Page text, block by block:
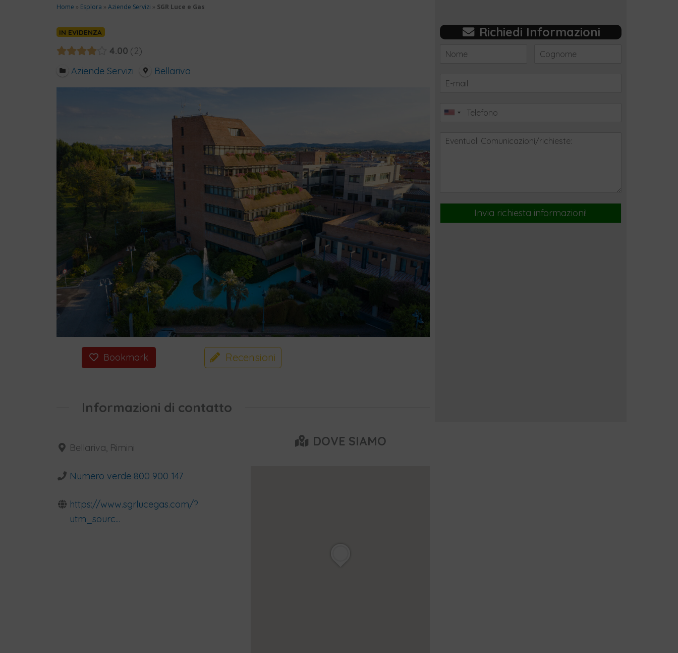
Home » Esplora » Aziende Servizi » SGR Luce e Gas
IN EVIDENZA
4.00
2
Aziende Servizi
Bellariva
Bookmark Recensioni
Informazioni di contatto
Bellariva, Rimini
Numero verde 800 900 147
https://www.sgrlucegas.com/?
utm_sourc...
DOVE SIAMO
Richiedi Informazioni
Invia richiesta informazioni!